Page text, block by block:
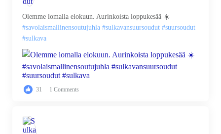
Olemme lomalla elokuun. Aurinkoista loppukesää ☀️
#savolaismallinensoutujuhla #sulkavansuursoudut #suursoudut
#sulkava
31 1 Comments